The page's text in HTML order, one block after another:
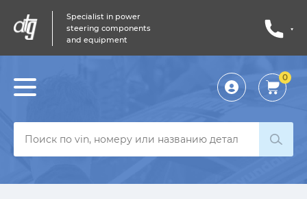
Specialist in power
steering components
and equipment
Личный
кабинет
0